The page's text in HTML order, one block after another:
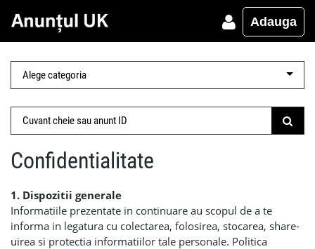
Adauga
Confidentialitate
1. Dispozitii generale
Informatiile prezentate in continuare au scopul de a te
informa in legatura cu colectarea, folosirea, stocarea, share-
uirea si protectia informatiilor tale personale. Politica